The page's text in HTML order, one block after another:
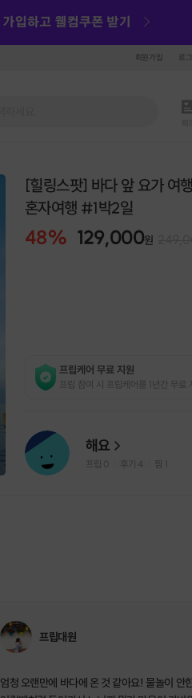
회원가입 로
[힐링스팟] 바다 앞 요가 여
혼자여행 #1박2일
48% 129,000원
프립케어 무료 지원
프립 참여 시 프립케어를 1년간 무료
해요
프립 0 후기 4 찜
프립대원
엄청 오랜만에 바다에 온 것 같아요! 물놀이 안